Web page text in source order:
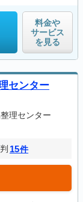
料金や
サービス
を見る
センター
理センター
15件